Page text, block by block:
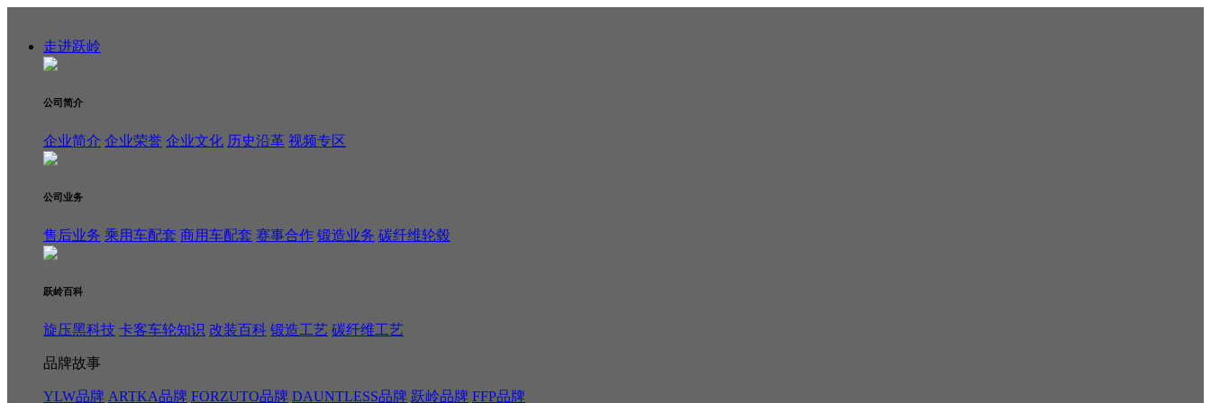
走进跃岭
公司简介
企业简介 企业荣誉 企业文化 历史沿革 视频专区
公司业务
售后业务 乘用车配套 商用车配套 赛事合作 锻造业务 碳纤维轮毂
跃岭百科
旋压黑科技 卡客车轮知识 改装百科 锻造工艺 碳纤维工艺
品牌故事
YLW品牌 ARTKA品牌 FORZUTO品牌 DAUNTLESS品牌 跃岭品牌 FFP品牌